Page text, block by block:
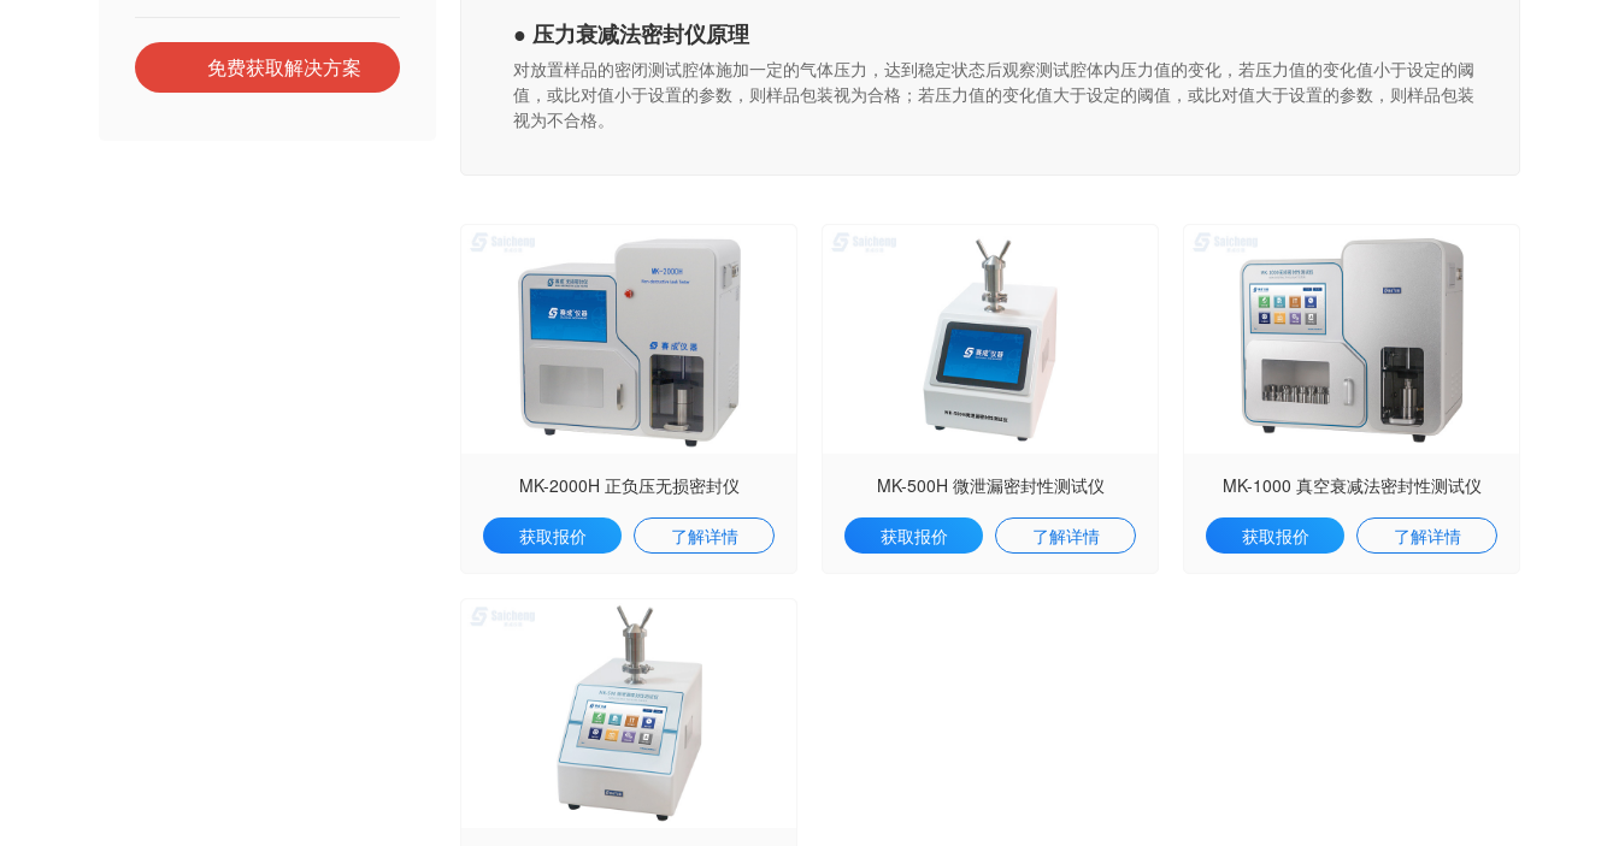
免费获取解决方案
● 压力衰减法密封仪原理
对放置样品的密闭测试腔体施加一定的气体压力，达到稳定状态后观察测试腔体内压力值的变化，若压力值的变化值小于设定的阈
值，或比对值小于设置的参数，则样品包装视为合格；若压力值的变化值大于设定的阈值，或比对值大于设置的参数，则样品包装
视为不合格。
MK-2000H 正负压无损密封仪
获取报价 了解详情
MK-500H 微泄漏密封性测试仪
获取报价 了解详情
MK-1000 真空衰减法密封性测试仪
获取报价 了解详情